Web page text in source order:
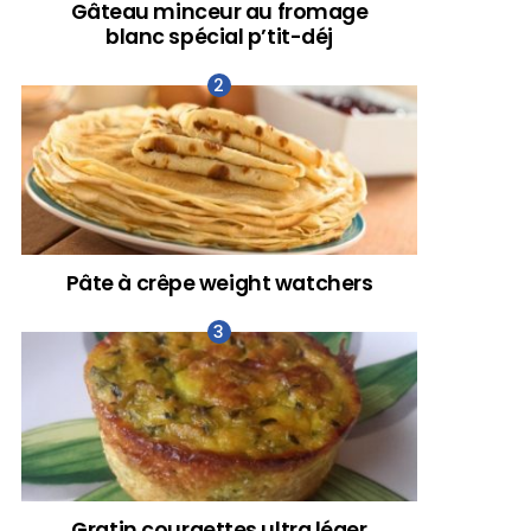
Gâteau minceur au fromage
blanc spécial p’tit-déj
Pâte à crêpe weight watchers